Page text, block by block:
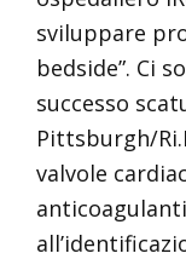
sviluppare
bedside”. Ci
successo
Pittsburgh/
valvole